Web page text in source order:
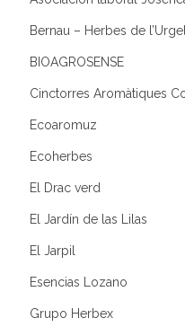
Bernau – Herbes de l’Urgell
BIOAGROSENSE
Cinctorres Aromàtiques
Ecoaromuz
Ecoherbes
El Drac verd
El Jardín de las Lilas
El Jarpil
Esencias Lozano
Grupo Herbex